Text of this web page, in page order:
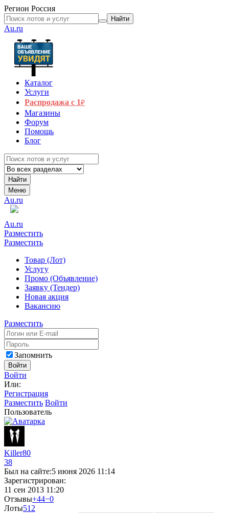
Регион Россия
Найти
Au.ru
Каталог
Услуги
Распродажа с 1₽
Магазины
Форум
Помощь
Блог
Найти
Меню
Au.ru
Au.ru
Разместить
Разместить
Товар (Лот)
Услугу
Промо (Объявление)
Заявку (Тендер)
Новая акция
Вакансию
Разместить
Запомнить
Войти
Войти
Или:
Регистрация
Разместить Войти
Пользователь
Killer80
38
Был на сайте:5 июня 2026 11:14
Зарегистрирован:
11 сен 2013 11:20
Отзывы+44−0
Лоты512